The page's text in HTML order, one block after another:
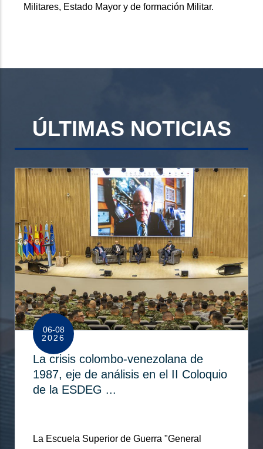
Militares, Estado Mayor y de formación Militar.
ÚLTIMAS NOTICIAS
06-08
2026
La crisis colombo-venezolana de
1987, eje de análisis en el II Coloquio
de la ESDEG ...
La Escuela Superior de Guerra "General